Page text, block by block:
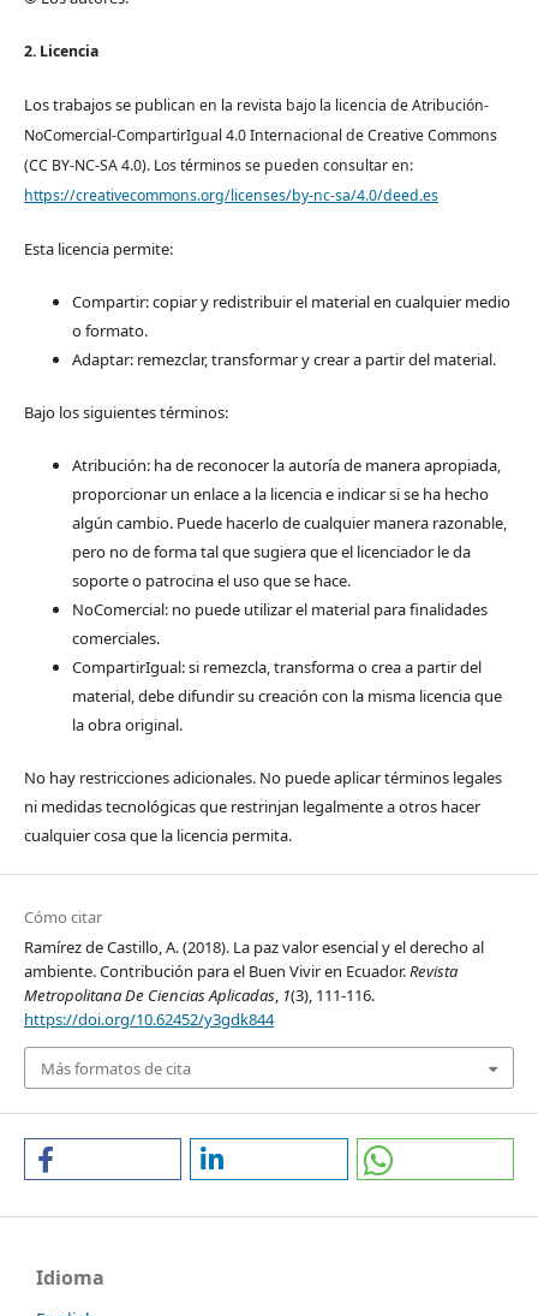
2. Licencia
Los trabajos se publican en la revista bajo la licencia de Atribución-
NoComercial-CompartirIgual 4.0 Internacional de Creative Commons
(CC BY-NC-SA 4.0). Los términos se pueden consultar en:
https://creativecommons.org/licenses/by-nc-sa/4.0/deed.es
Esta licencia permite:
Compartir: copiar y redistribuir el material en cualquier medio
o formato.
Adaptar: remezclar, transformar y crear a partir del material.
Bajo los siguientes términos:
Atribución: ha de reconocer la autoría de manera apropiada,
proporcionar un enlace a la licencia e indicar si se ha hecho
algún cambio. Puede hacerlo de cualquier manera razonable,
pero no de forma tal que sugiera que el licenciador le da
soporte o patrocina el uso que se hace.
NoComercial: no puede utilizar el material para finalidades
comerciales.
CompartirIgual: si remezcla, transforma o crea a partir del
material, debe difundir su creación con la misma licencia que
la obra original.
No hay restricciones adicionales. No puede aplicar términos legales
ni medidas tecnológicas que restrinjan legalmente a otros hacer
cualquier cosa que la licencia permita.
Cómo citar
Ramírez de Castillo, A. (2018). La paz valor esencial y el derecho al
ambiente. Contribución para el Buen Vivir en Ecuador.Revista
Metropolitana De Ciencias Aplicadas, 1(3), 111-116.
https://doi.org/10.62452/y3gdk844
Más formatos de cita
Idioma